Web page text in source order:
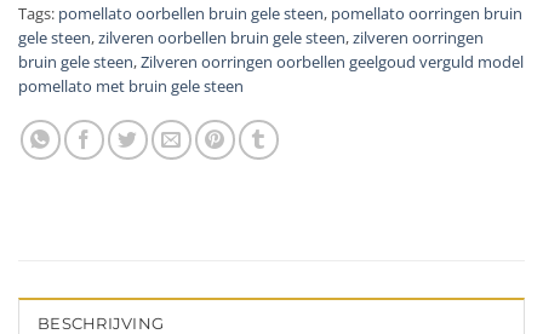
Tags: pomellato oorbellen bruin gele steen, pomellato oorringen bruin
gele steen,zilveren oorbellen bruin gele steen,zilveren oorringen
bruin gele steen,Zilveren oorringen oorbellen geelgoud verguld model
pomellato met bruin gele steen
BESCHRIJVING